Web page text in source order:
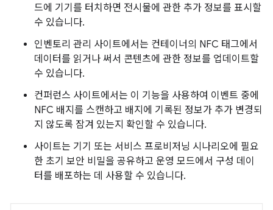
드에 기기를 터치하면 전시물에 관한 추가 정보를 표시할
수 있습니다.
인벤토리 관리 사이트에서는 컨테이너의 NFC 태그에서
데이터를 읽거나 써서 콘텐츠에 관한 정보를 업데이트할
수 있습니다.
컨퍼런스 사이트에서는 이 기능을 사용하여 이벤트 중에
NFC 배지를 스캔하고 배지에 기록된 정보가 추가 변경되
지 않도록 잠겨 있는지 확인할 수 있습니다.
사이트는 기기 또는 서비스 프로비저닝 시나리오에 필요
한 초기 보안 비밀을 공유하고 운영 모드에서 구성 데이
터를 배포하는 데 사용할 수 있습니다.